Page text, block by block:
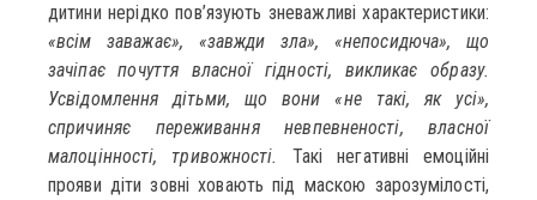
дитини нерідко пов’язують зневажливі характеристики:
«всім заважає», «завжди зла», «непосидюча», що
зачіпає почуття власної гідності, викликає образу.
Усвідомлення дітьми, що вони «не такі, як усі»,
спричиняє переживання невпевненості, власної
малоцінності, тривожності.
Такі негативні емоційні
прояви діти зовні ховають під маскою зарозумілості,